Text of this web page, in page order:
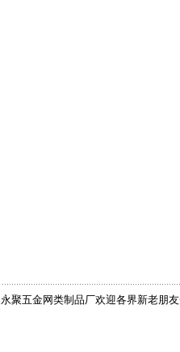
永聚五金网类制品厂欢迎各界新老朋